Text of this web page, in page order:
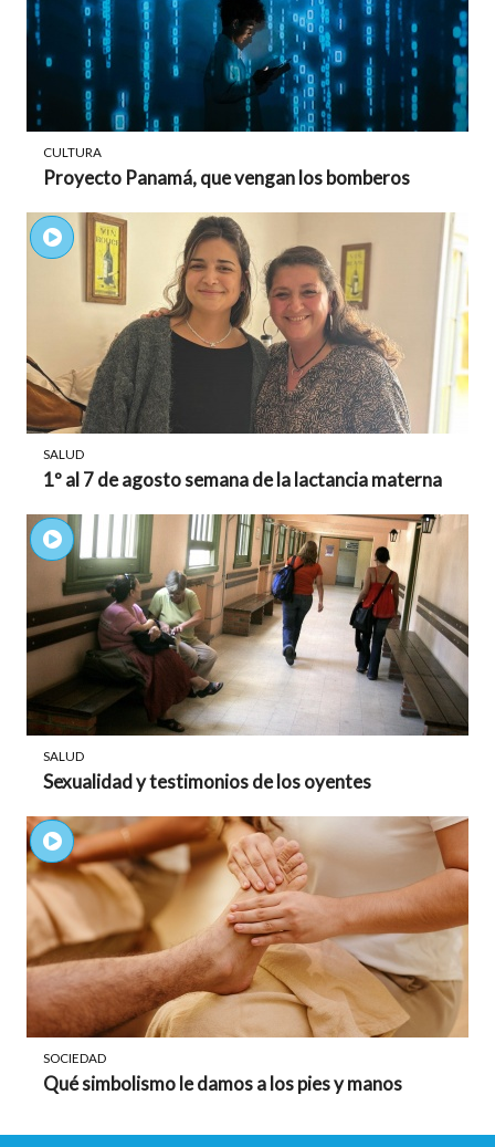
CULTURA
Proyecto Panamá, que vengan los bomberos
SALUD
1º al 7 de agosto semana de la lactancia materna
SALUD
Sexualidad y testimonios de los oyentes
SOCIEDAD
Qué simbolismo le damos a los pies y manos